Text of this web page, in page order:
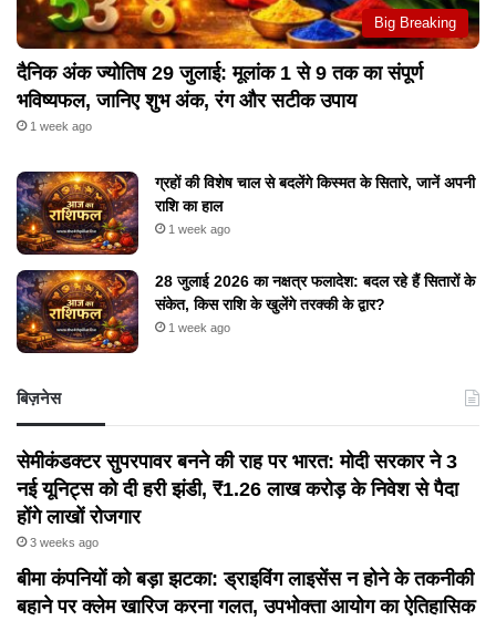
Big Breaking
दैनिक अंक ज्योतिष 29 जुलाई: मूलांक 1 से 9 तक का संपूर्ण
भविष्यफल, जानिए शुभ अंक, रंग और सटीक उपाय
1 week ago
ग्रहों की विशेष चाल से बदलेंगे किस्मत के सितारे, जानें अपनी
राशि का हाल
1 week ago
28 जुलाई 2026 का नक्षत्र फलादेश: बदल रहे हैं सितारों के
संकेत, किस राशि के खुलेंगे तरक्की के द्वार?
1 week ago
बिज़नेस
सेमीकंडक्टर सुपरपावर बनने की राह पर भारत: मोदी सरकार ने 3
नई यूनिट्स को दी हरी झंडी, ₹1.26 लाख करोड़ के निवेश से पैदा
होंगे लाखों रोजगार
3 weeks ago
बीमा कंपनियों को बड़ा झटका: ड्राइविंग लाइसेंस न होने के तकनीकी
बहाने पर क्लेम खारिज करना गलत, उपभोक्ता आयोग का ऐतिहासिक